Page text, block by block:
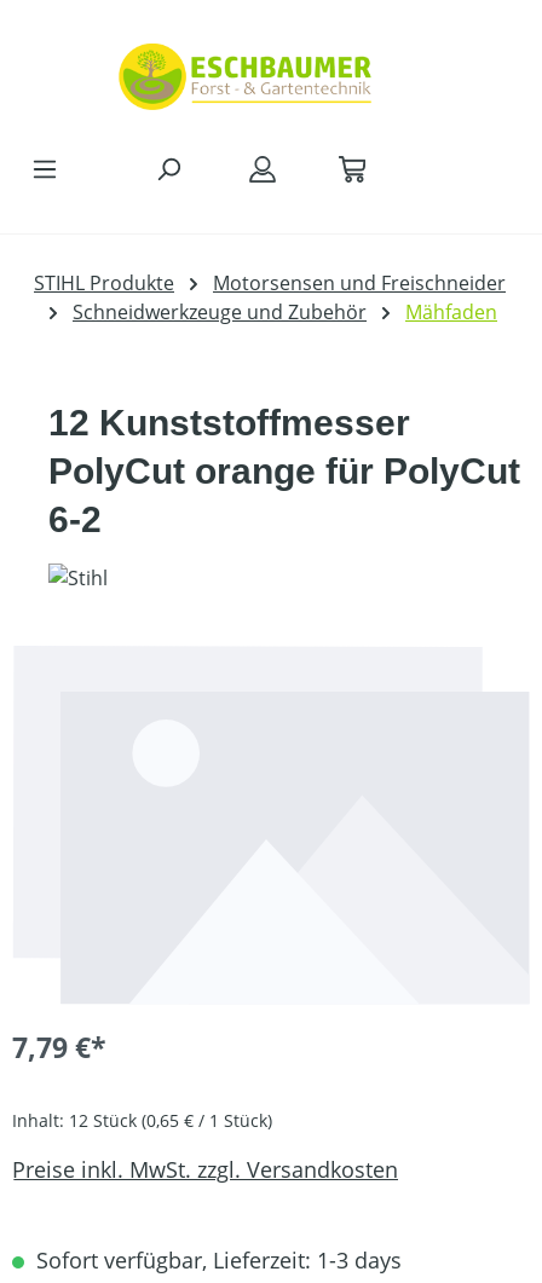
STIHL Produkte
Motorsensen und Freischneider
Schneidwerkzeuge und Zubehör
Mähfaden
12 Kunststoffmesser
PolyCut orange für PolyCut
6-2
7,79 €*
Inhalt: 12 Stück (0,65 € / 1 Stück)
Preise inkl. MwSt. zzgl. Versandkosten
Sofort verfügbar, Lieferzeit: 1-3 days